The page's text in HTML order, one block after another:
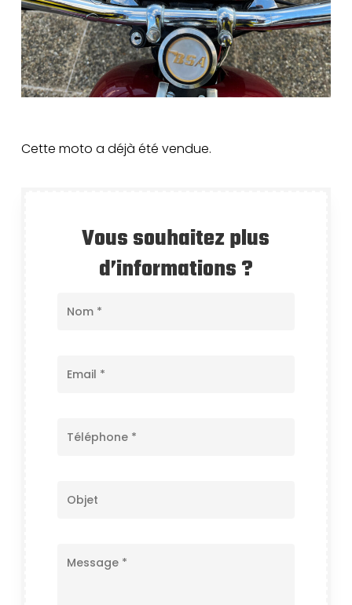
Cette moto a déjà été vendue.
Vous souhaitez plus
d’informations ?